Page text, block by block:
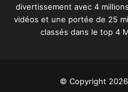
divertissement avec 4
vidéos et une portée de 25
classés dans le top 4
© Copyright